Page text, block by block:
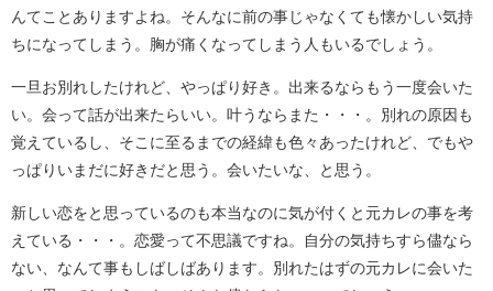
んてことありますよね。そんなに前の事じゃなくても懐かしい気持
ちになってしまう。胸が痛くなってしまう人もいるでしょう。
一旦お別れしたけれど、やっぱり好き。出来るならもう一度会いた
い。会って話が出来たらいい。叶うならまた・・・。別れの原因も
覚えているし、そこに至るまでの経緯も色々あったけれど、でもや
っぱりいまだに好きだと思う。会いたいな、と思う。
新しい恋をと思っているのも本当なのに気が付くと元カレの事を考
えている・・・。恋愛って不思議ですね。自分の気持ちすら儘なら
ない、なんて事もしばしばあります。別れたはずの元カレに会いた